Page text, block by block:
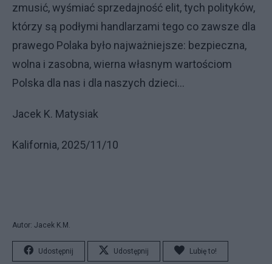
zmusić, wyśmiać sprzedajność elit, tych polityków,
którzy są podłymi handlarzami tego co zawsze dla
prawego Polaka było najważniejsze: bezpieczna,
wolna i zasobna, wierna własnym wartościom
Polska dla nas i dla naszych dzieci…
Jacek K. Matysiak
Kalifornia, 2025/11/10
Autor: Jacek K.M.
Udostępnij Udostępnij Lubię to!